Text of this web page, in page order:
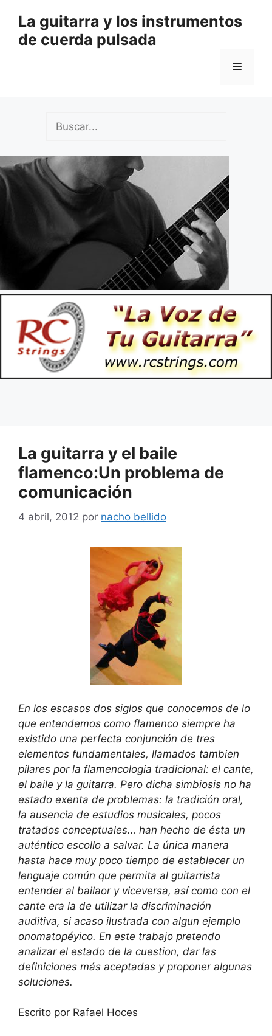
contenido
La guitarra y los instrumentos
de cuerda pulsada
Menú
La guitarra y el baile
flamenco:Un problema de
comunicación
4 abril, 2012 por nacho bellido
En los escasos dos siglos que conocemos de lo
que entendemos como flamenco siempre ha
existido una perfecta conjunción de tres
elementos fundamentales, llamados tambien
pilares por la flamencologia tradicional: el cante,
el baile y la guitarra. Pero dicha simbiosis no ha
estado exenta de problemas: la tradición oral,
la ausencia de estudios musicales, pocos
tratados conceptuales… han hecho de ésta un
auténtico escollo a salvar. La única manera
hasta hace muy poco tiempo de establecer un
lenguaje común que permita al guitarrista
entender al bailaor y viceversa, así como con el
cante era la de utilizar la discriminación
auditiva, si acaso ilustrada con algun ejemplo
onomatopéyico. En este trabajo pretendo
analizar el estado de la cuestion, dar las
definiciones más aceptadas y proponer algunas
soluciones.
Escrito por Rafael Hoces